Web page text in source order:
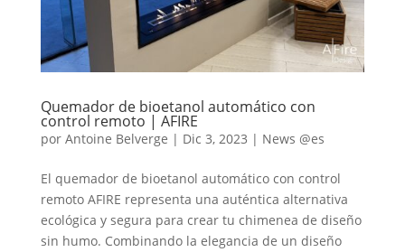
Quemador de bioetanol automático con
control remoto | AFIRE
por Antoine Belverge | Dic 3, 2023 | News @es
El quemador de bioetanol automático con control
remoto AFIRE representa una auténtica alternativa
ecológica y segura para crear tu chimenea de diseño
sin humo. Combinando la elegancia de un diseño